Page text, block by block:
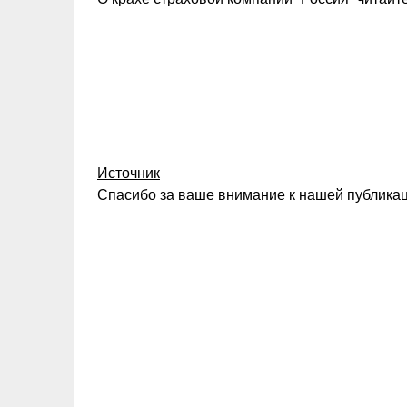
Источник
Спасибо за ваше внимание к нашей